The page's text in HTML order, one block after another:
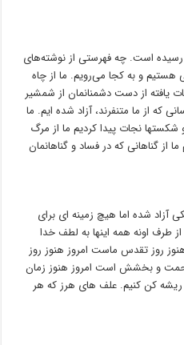
رسیده است. چه فهرستی از نوشته‌های
و به کجا می‌رویم. ما از چاه
یافته از دست دشمنانمان از شمشیر
که از ما متنفرند، ﺁزاد شده ایم. ما
نجات پیدا کردیم ما از مرگ
از گناهانی که در فساد و گناهانمان
ﺁزاد شده اما هیچ زمینه ای برای
طرف اونه همه اینها به لطف خدا
روز تقدس ماست امروز هنوز روز
و بخشش است امروز هنوز زمان
کن کنیم. علف های هرز که هر